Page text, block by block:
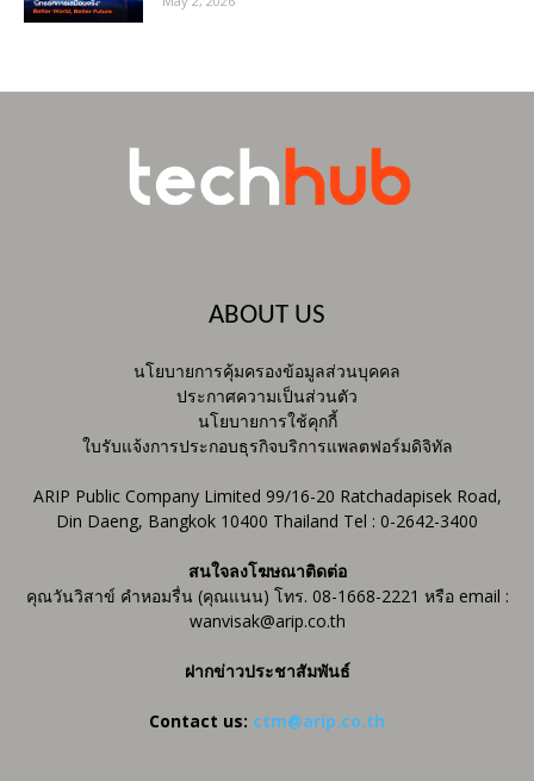
ABOUT US
นโยบายการคุ้มครองข้อมูลส่วนบุคคล
ประกาศความเป็นส่วนตัว
นโยบายการใช้คุกกี้
ใบรับแจ้งการประกอบธุรกิจบริการแพลตฟอร์มดิจิทัล
ARIP Public Company Limited 99/16-20 Ratchadapisek Road,
Din Daeng, Bangkok 10400 Thailand Tel : 0-2642-3400
สนใจลงโฆษณาติดต่อ
คุณวันวิสาข์ คำหอมรื่น (คุณแนน) โทร. 08-1668-2221 หรือ email :
wanvisak@arip.co.th
ฝากข่าวประชาสัมพันธ์
Contact us: ctm@arip.co.th